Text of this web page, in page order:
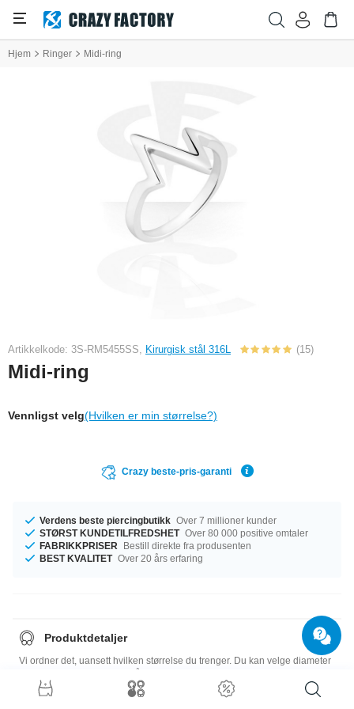
Hjem Ringer Midi-ring
Artikkelkode: 3S-RM5455SS, Kirurgisk stål 316L (15)
Midi-ring
Vennligst velg(Hvilken er min størrelse?)
Crazy beste-pris-garanti
Verdens beste piercingbutikk Over 7 millioner kunder
STØRST KUNDETILFREDSHET Over 80 000 positive omtaler
FABRIKKPRISER
Bestill direkte fra produsenten
BEST KVALITET Over 20 års erfaring
Produktdetaljer
Vi ordner det, uansett hvilken størrelse du trenger. Du kan velge diameter
fra 15 mm til 22 mm. Kjøp nå, før det blir utsolgt!